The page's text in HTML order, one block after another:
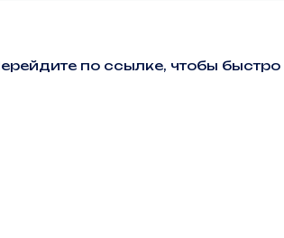
по ссылке, чтобы